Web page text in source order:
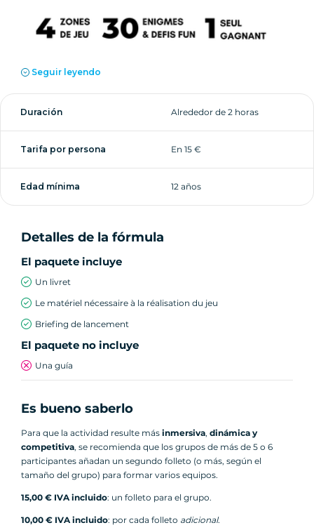
urbana en el corazón de Niza
observar tu entorno y a poner en marcha tu
sentido de la lógica, la observación y la
creatividad.
Acertijos que resolver
Retos de observación
Preguntas sobre la historia y el patrimonio de
Pruebas lúdicas y creativas
Cada etapa os acerca a la solución final y hace
interactivo y memorable.
Una actividad ideal para todos
los públicos
Estayincana por Nizaes una actividad perfecta
Seguir leyendo
Duración Alrededor de 2 horas
Tarifa por persona En 15 €
Edad mínima 12 años
Detalles de la fórmula
El paquete incluye
Un livret
Le matériel nécessaire à la réalisation du jeu
Briefing de lancement
El paquete no incluye
Una guía
Es bueno saberlo
Para que la actividad resulte más inmersiva, dinámica y
competitiva, se recomienda que los grupos de más de 5 o 6
participantes añadan un segundo folleto (o más, según el
tamaño del grupo) para formar varios equipos.
15,00 € IVA incluido: un folleto para el grupo.
10,00 € IVA incluido: por cada folleto adicional.